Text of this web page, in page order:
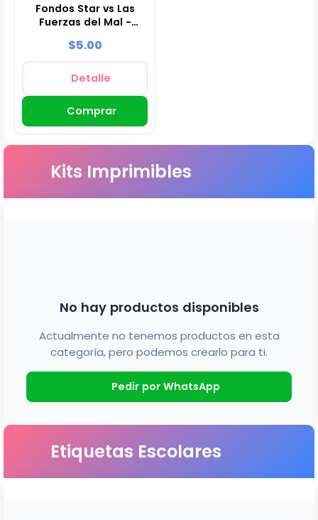
Fondos Star vs Las
Fuerzas del Mal -
para Decoración
$5.00
Detalle
Comprar
Kits Imprimibles
No hay productos disponibles
Actualmente no tenemos productos en esta
categoría, pero podemos crearlo para ti.
Pedir por WhatsApp
Etiquetas Escolares